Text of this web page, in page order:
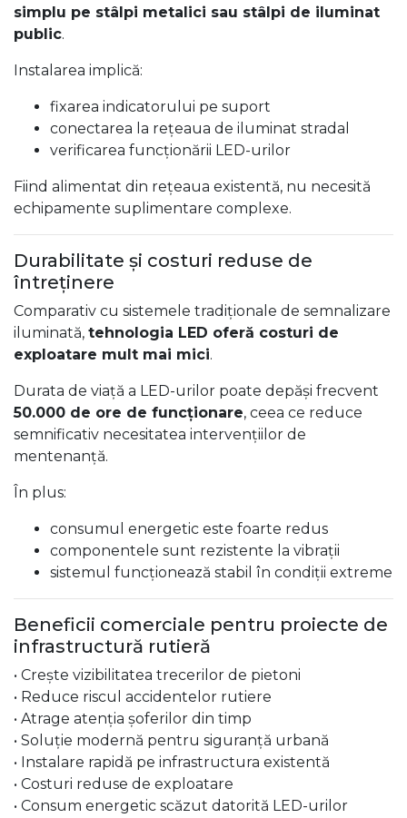
simplu pe stâlpi metalici sau stâlpi de iluminat
public.
Instalarea implică:
fixarea indicatorului pe suport
conectarea la rețeaua de iluminat stradal
verificarea funcționării LED-urilor
Fiind alimentat din rețeaua existentă, nu necesită
echipamente suplimentare complexe.
Durabilitate și costuri reduse de
întreținere
Comparativ cu sistemele tradiționale de semnalizare
iluminată, tehnologia LED oferă costuri de
exploatare mult mai mici.
Durata de viață a LED-urilor poate depăși frecvent
50.000 de ore de funcționare, ceea ce reduce
semnificativ necesitatea intervențiilor de
mentenanță.
În plus:
consumul energetic este foarte redus
componentele sunt rezistente la vibrații
sistemul funcționează stabil în condiții extreme
Beneficii comerciale pentru proiecte de
infrastructură rutieră
• Crește vizibilitatea trecerilor de pietoni
• Reduce riscul accidentelor rutiere
• Atrage atenția șoferilor din timp
• Soluție modernă pentru siguranță urbană
• Instalare rapidă pe infrastructura existentă
• Costuri reduse de exploatare
• Consum energetic scăzut datorită LED-urilor